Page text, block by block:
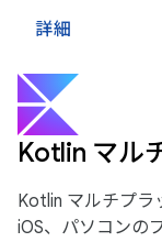
詳細
Kotlin マル
Kotlin マルチプラ
iOS、パソコンの